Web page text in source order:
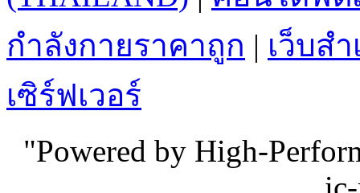
กำลังกายราคาถูก | เว็บส
เซิร์ฟเวอร์
"Powered by High-